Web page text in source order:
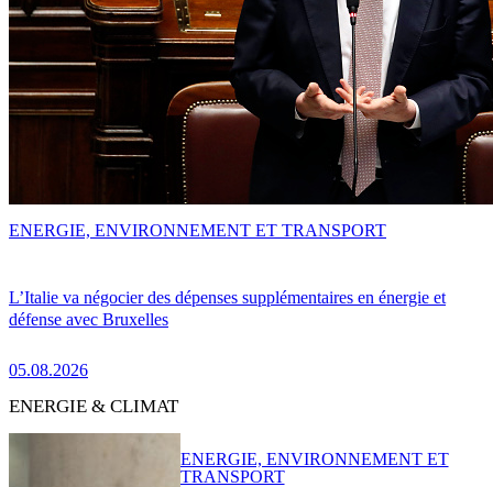
L’Italie va négocier des dépenses supplémentaires en énergie et
défense avec Bruxelles
05.08.2026
ENERGIE, ENVIRONNEMENT ET TRANSPORT
ENERGIE & CLIMAT
ENERGIE, ENVIRONNEMENT ET
TRANSPORT